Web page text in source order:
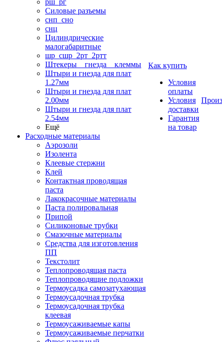
рш_рг
Силовые разъемы
снп_сно
снц
Цилиндрические
малогабаритные
шр_сшр_2рт_2ртт
Штекеры _ гнезда _ клеммы
Штыри и гнезда для плат
1.27мм
Штыри и гнезда для плат
2.00мм
Штыри и гнезда для плат
2.54мм
Ещё
Расходные материалы
Аэрозоли
Изолента
Клеевые стержни
Клей
Контактная проводящая
паста
Лакокрасочные материалы
Паста полировальная
Припой
Силиконовые трубки
Смазочные материалы
Средства для изготовления
ПП
Текстолит
Теплопроводящая паста
Теплопроводящие подложки
Термоусадка самозатухающая
Термоусадочная трубка
Термоусадочная трубка
клеевая
Термоусаживаемые капы
Термоусаживаемые перчатки
Как купить
Условия
оплаты
Условия
доставки
Гарантия
на товар